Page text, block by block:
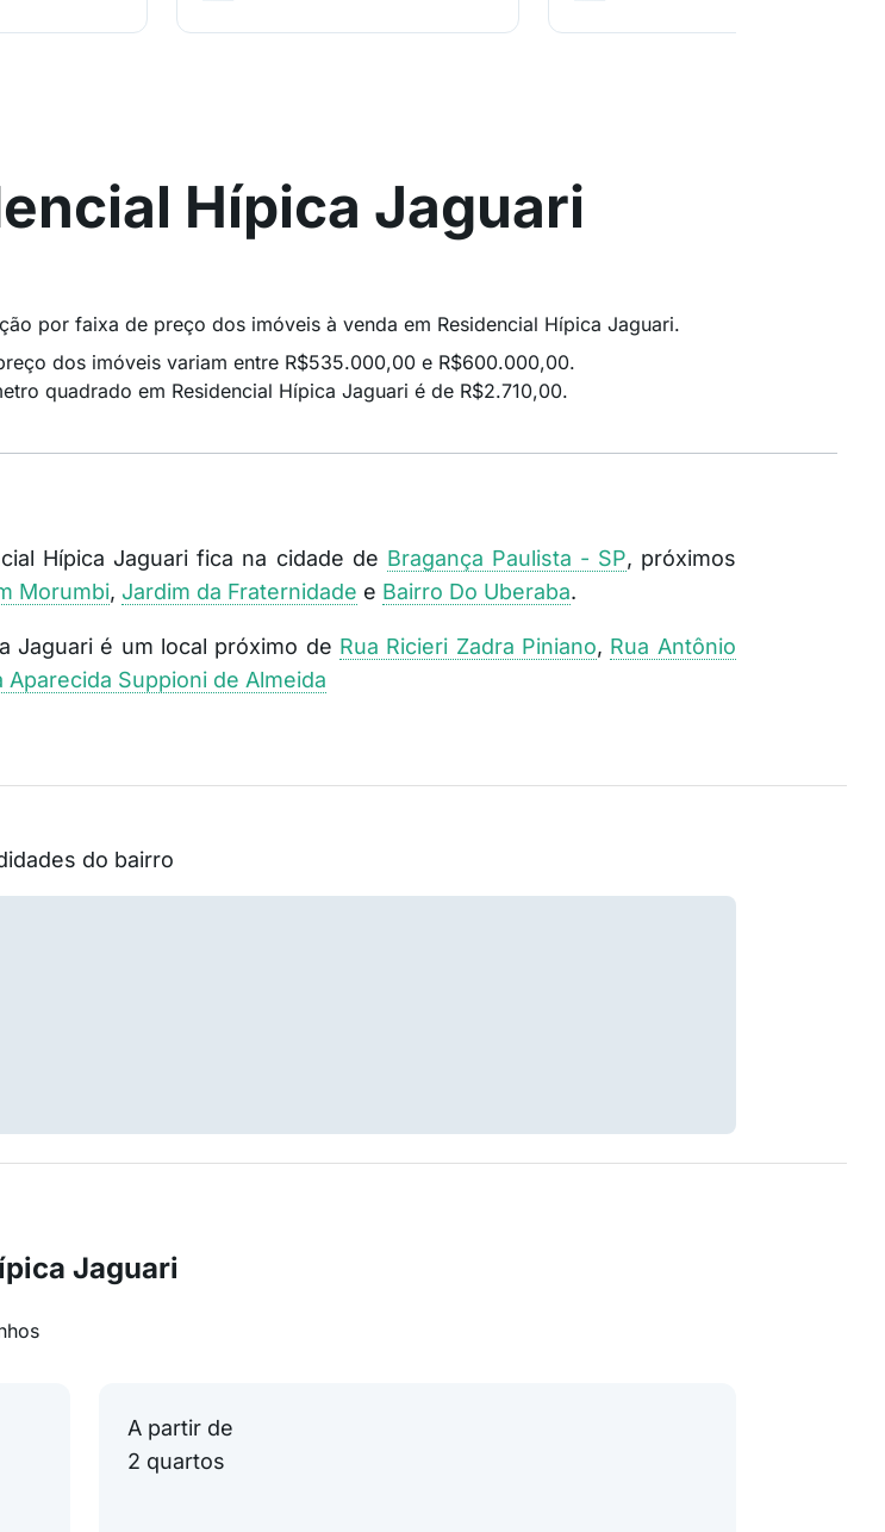
Hípica Jaguari
por faixa de preço dos imóveis à venda em Residencial Hípica Jaguari.
dos imóveis variam entre R$535.000,00 e R$600.000,00.
quadrado em Residencial Hípica Jaguari é de R$2.710,00.
Hípica Jaguari fica na cidade de Bragança Paulista - SP, próximos
Morumbi, Jardim da Fraternidade e Bairro Do Uberaba.
Jaguari é um local próximo de Rua Ricieri Zadra Piniano, Rua Antônio
Aparecida Suppioni de Almeida
do bairro
Jaguari
A partir de
2 quartos